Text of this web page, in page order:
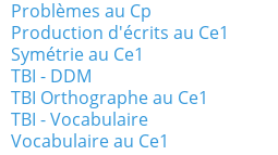
Problèmes au Cp
Production d'écrits au Ce1
Symétrie au Ce1
TBI - DDM
TBI Orthographe au Ce1
TBI - Vocabulaire
Vocabulaire au Ce1